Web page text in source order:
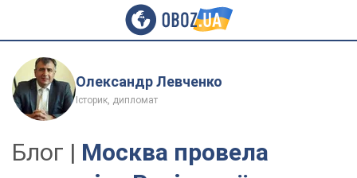
Олександр Левченко
Історик, дипломат
Блог | Москва провела